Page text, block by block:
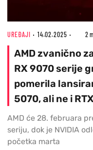
UREĐAJI 14.02.2025 2
AMD zvanično
RX 9070 serije
pomerila
5070, ali ne i
AMD će 28. februara
seriju, dok je NVIDIA
početka marta